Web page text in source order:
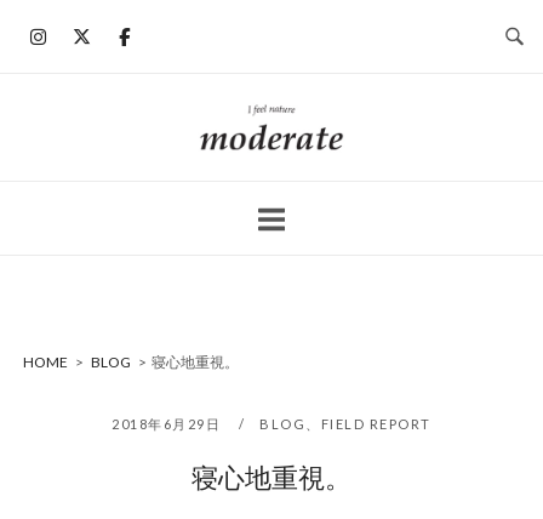
ホ
ー
HOME > BLOG > 寝心地重視。
2018年6月29日 BLOG FIELD REPORT
寝心地重視。